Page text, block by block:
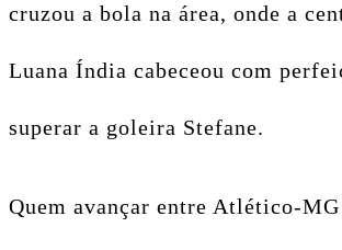
cruzou a bola na área, onde a
Luana Índia cabeceou com
superar a goleira Stefane.
Quem avançar entre Atlético-MG